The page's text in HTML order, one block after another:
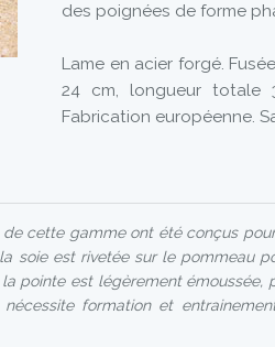
des poignées de forme
Lame en acier forgé.
24 cm, longueur totale
Fabrication européenne.
cette gamme ont été conçus
soie est rivetée sur le pommeau
pointe est légèrement émoussée,
formation et